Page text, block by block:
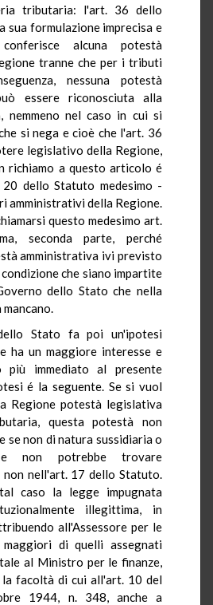
tributaria: l'art. 36 dello
sua formulazione imprecisa e
alcuna potestà
tranne che per i tributi
nessuna potestà
essere riconosciuta alla
nemmeno nel caso in cui si
si nega e cioè che l'art. 36
legislativo della Regione,
richiamo a questo articolo é
dello Statuto medesimo -
amministrativi della Regione.
questo medesimo art.
seconda parte, perché
amministrativa ivi previsto
che siano impartite
dello Stato che nella
Stato fa poi un'ipotesi
ha un maggiore interesse e
più immediato al presente
é la seguente. Se si vuol
Regione potestà legislativa
questa potestà non
se non di natura sussidiaria o
e non potrebbe trovare
non nell'art. 17 dello Statuto.
caso la legge impugnata
illegittima, in
all'Assessore per le
di quelli assegnati
al Ministro per le finanze,
la facoltà di cui all'art. 10 del
1944, n. 348, anche a